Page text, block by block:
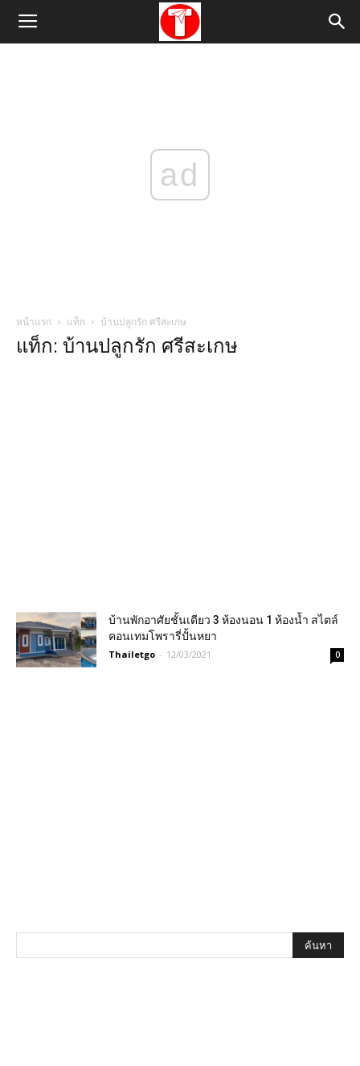
ad
หน้าแรก แท็ก บ้านปลูกรัก ศรีสะเกษ
แท็ก: บ้านปลูกรัก ศรีสะเกษ
บ้านพักอาศัยชั้นเดียว 3 ห้องนอน 1 ห้องน้ำ สไตล์
คอนเทมโพรารี่ปั้นหยา
Thailetgo - 12/03/2021 0